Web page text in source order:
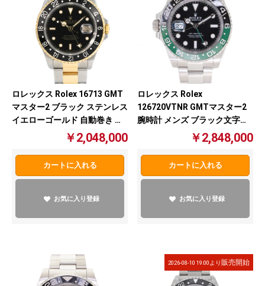
ロレックス Rolex 16713 GMT
マスター2 ブラック ステンレス
イエローゴールド 自動巻き オ
ートマチック メンズ 腕時計
￥2,048,000
カートに入れる
お気に入り登録
ロレックス Rolex
126720VTNR GMTマスター2
腕時計 メンズ ブラック文字盤
￥2,848,000
カートに入れる
お気に入り登録
2026-08-10 19:00より販売開始